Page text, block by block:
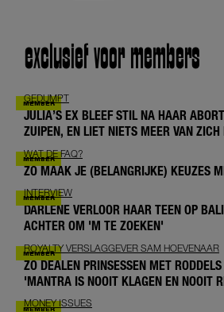
exclusief voor members
GEDUMPT
JULIA’S EX BLEEF STIL NA HAAR
ZUIPEN, EN LIET NIETS MEER VAN ZICH
WAT DE FAQ?
ZO MAAK JE (BELANGRIJKE) KEUZES
INTERVIEW
DARLENE VERLOOR HAAR TEEN OP
ACHTER OM 'M TE ZOEKEN'
ROYALTY VERSLAGGEVER SAM HOEVENAAR
ZO DEALEN PRINSESSEN MET
'MANTRA IS NOOIT KLAGEN EN NOOIT
MONEY ISSUES